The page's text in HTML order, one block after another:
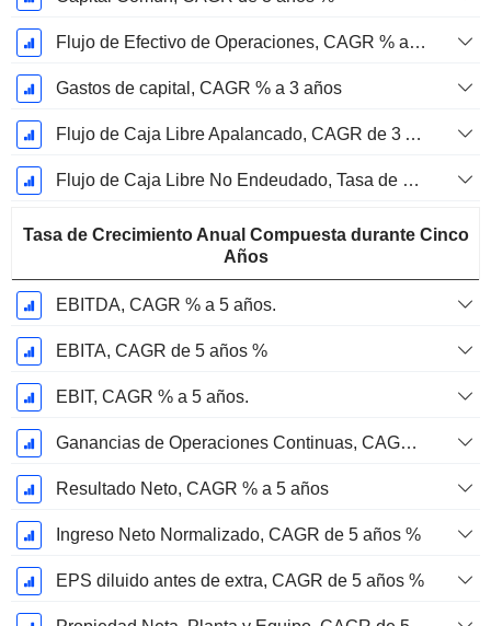
Flujo de Efectivo de Operaciones, CAGR % a 3 años
Gastos de capital, CAGR % a 3 años
Flujo de Caja Libre Apalancado, CAGR de 3 Años %
Flujo de Caja Libre No Endeudado, Tasa de Crecimiento Anual Compuesta de 3 Años %
Tasa de Crecimiento Anual Compuesta durante Cinco
Años
EBITDA, CAGR % a 5 años.
EBITA, CAGR de 5 años %
EBIT, CAGR % a 5 años.
Ganancias de Operaciones Continuas, CAGR de 5 Años %
Resultado Neto, CAGR % a 5 años
Ingreso Neto Normalizado, CAGR de 5 años %
EPS diluido antes de extra, CAGR de 5 años %